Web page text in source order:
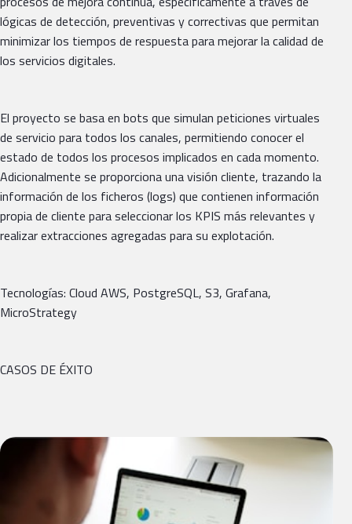
lógicas de detección, preventivas y correctivas que permitan
minimizar los tiempos de respuesta para mejorar la calidad de
los servicios digitales.
El proyecto se basa en bots que simulan peticiones virtuales
de servicio para todos los canales, permitiendo conocer el
estado de todos los procesos implicados en cada momento.
Adicionalmente se proporciona una visión cliente, trazando la
información de los ficheros (logs) que contienen información
propia de cliente para seleccionar los KPIS más relevantes y
realizar extracciones agregadas para su explotación.
Tecnologías: Cloud AWS, PostgreSQL, S3, Grafana,
MicroStrategy
CASOS DE ÉXITO